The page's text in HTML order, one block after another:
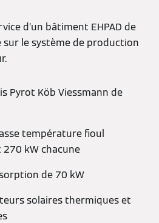
d’un bâtiment EHPAD de
sur le système de production
Pyrot Köb Viessmann de
température fioul
kW chacune
de 70 kW
solaires thermiques et